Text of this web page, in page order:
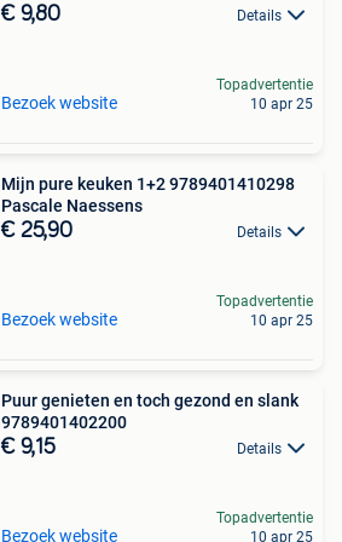
€ 9,80 Details
Bezoek website
Topadvertentie
10 apr 25
Mijn pure keuken 1+2 9789401410298
Pascale Naessens
€ 25,90 Details
Bezoek website
Topadvertentie
10 apr 25
Puur genieten en toch gezond en slank
9789401402200
€ 9,15 Details
Bezoek website
Topadvertentie
10 apr 25